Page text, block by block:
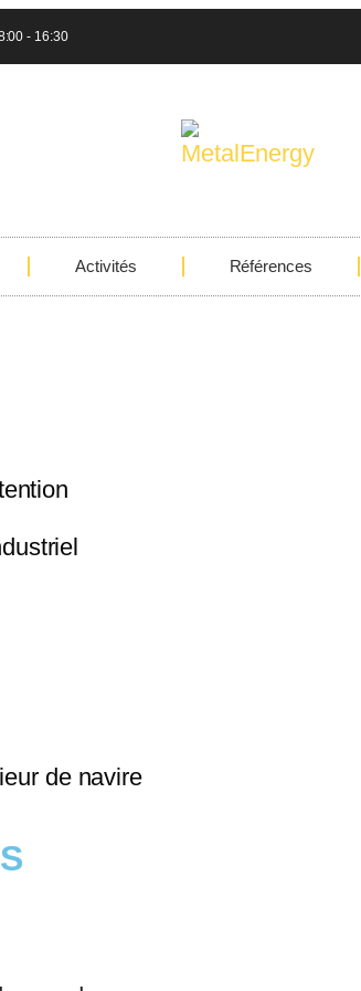
- 16:30
Activités Références
de navire